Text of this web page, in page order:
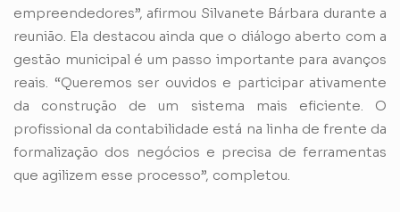
empreendedores”, afirmou Silvanete Bárbara durante a
reunião. Ela destacou ainda que o diálogo aberto com a
gestão municipal é um passo importante para avanços
reais. “Queremos ser ouvidos e participar ativamente
da construção de um sistema mais eficiente. O
profissional da contabilidade está na linha de frente da
formalização dos negócios e precisa de ferramentas
que agilizem esse processo”, completou.